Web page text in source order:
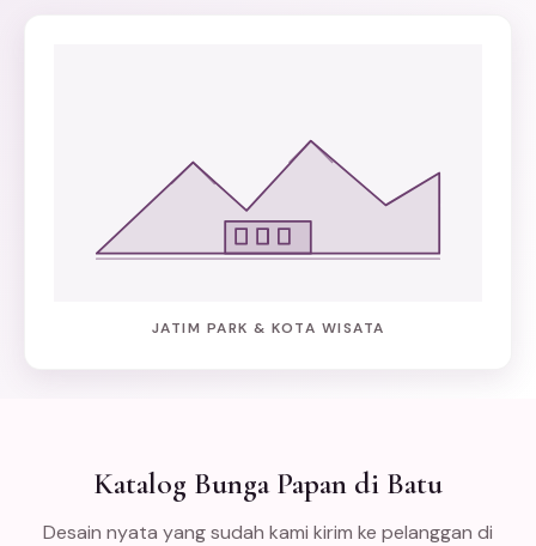
JATIM PARK & KOTA WISATA
Katalog Bunga Papan di Batu
Desain nyata yang sudah kami kirim ke pelanggan di